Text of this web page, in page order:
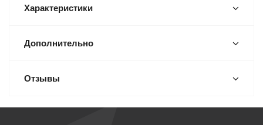
Характеристики
Дополнительно
Отзывы